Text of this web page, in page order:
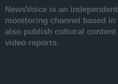
NewsVoice is an
monitoring channel based
also publish cultural content
video reports.